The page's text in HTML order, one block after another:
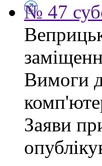
№ 47
Вимоги
Заяви